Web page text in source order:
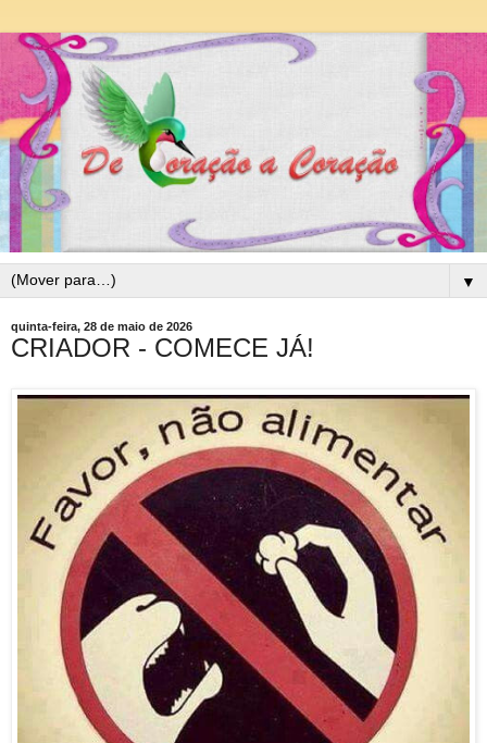
▼
quinta-feira, 28 de maio de 2026
CRIADOR - COMECE JÁ!